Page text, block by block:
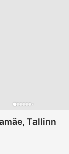
Tallinn